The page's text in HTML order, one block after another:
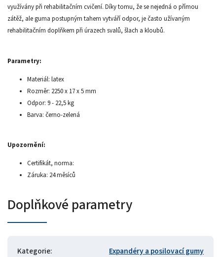
využívány při rehabilitačním cvičení. Díky tomu, že se nejedná o přímou
zátěž, ale guma postupným tahem vytváří odpor, je často užívaným
rehabilitačním doplňkem při úrazech svalů, šlach a kloubů.
Parametry:
Materiál: latex
Rozměr: 2250 x 17 x 5 mm
Odpor: 9 - 22,5 kg
Barva: černo-zelená
Upozornění:
Certifikát, norma:
Záruka: 24 měsíců
Doplňkové parametry
Kategorie:
Expandéry a posilovací gumy